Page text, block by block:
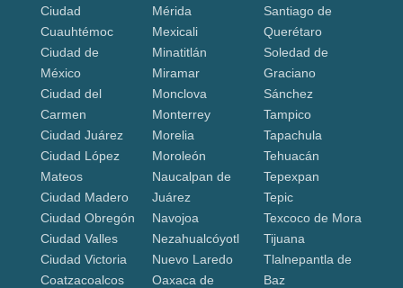
Ciudad
Cuauhtémoc
Ciudad de
México
Ciudad del
Carmen
Ciudad Juárez
Ciudad López
Mateos
Ciudad Madero
Ciudad Obregón
Ciudad Valles
Ciudad Victoria
Coatzacoalcos
Mérida
Mexicali
Minatitlán
Miramar
Monclova
Monterrey
Morelia
Moroleón
Naucalpan de
Juárez
Navojoa
Nezahualcóyotl
Nuevo Laredo
Oaxaca de
Santiago de
Querétaro
Soledad de
Graciano
Sánchez
Tampico
Tapachula
Tehuacán
Tepexpan
Tepic
Texcoco de Mora
Tijuana
Tlalnepantla de
Baz